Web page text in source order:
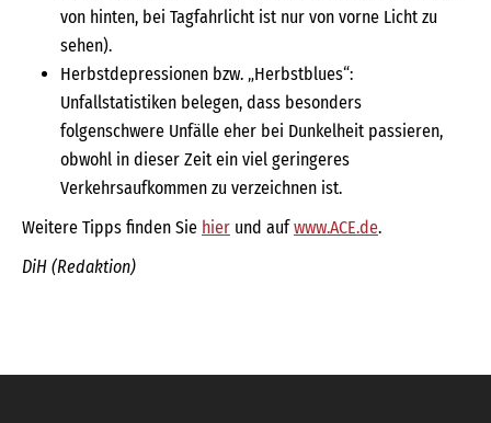
von hinten, bei Tagfahrlicht ist nur von vorne Licht zu
sehen).
Herbstdepressionen bzw. „Herbstblues“:
Unfallstatistiken belegen, dass besonders
folgenschwere Unfälle eher bei Dunkelheit passieren,
obwohl in dieser Zeit ein viel geringeres
Verkehrsaufkommen zu verzeichnen ist.
Weitere Tipps finden Sie hier und aufwww.ACE.de.
DiH (Redaktion)